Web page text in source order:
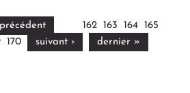
162 163 164
165
170 suivant › dernier »